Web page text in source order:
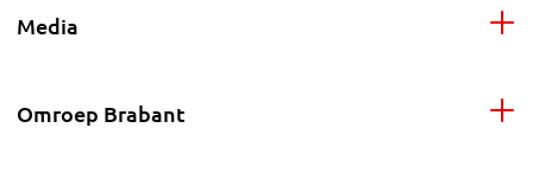
Media
Omroep Brabant